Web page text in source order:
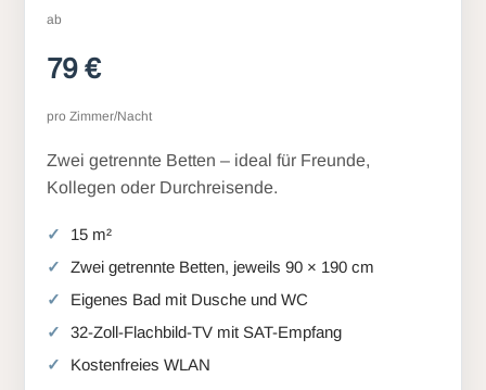
ab
79 €
pro Zimmer/Nacht
Zwei getrennte Betten – ideal für Freunde,
Kollegen oder Durchreisende.
15 m²
Zwei getrennte Betten, jeweils 90 × 190 cm
Eigenes Bad mit Dusche und WC
32-Zoll-Flachbild-TV mit SAT-Empfang
Kostenfreies WLAN